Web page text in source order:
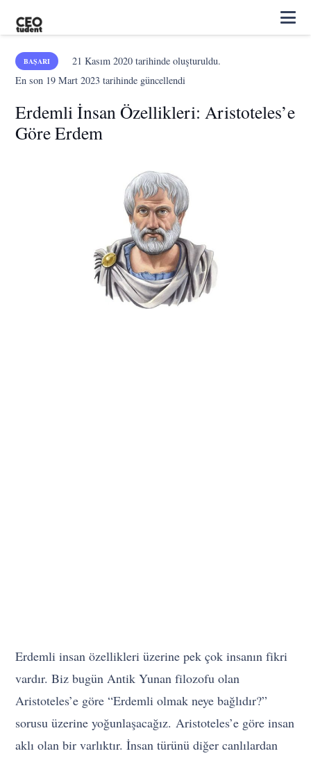
BAŞARI 21 Kasım 2020tarihinde oluşturuldu.
En son 19 Mart 2023 tarihinde güncellendi
Erdemli İnsan Özellikleri: Aristoteles’e
Göre Erdem
Erdemli insan özellikleri üzerine pek çok insanın fikri
vardır. Biz bugün Antik Yunan filozofu olan
Aristoteles’e göre “Erdemli olmak neye bağlıdır?”
sorusu üzerine yoğunlaşacağız.Aristoteles’e göre insan
aklı olan bir varlıktır. İnsan türünü diğer canlılardan